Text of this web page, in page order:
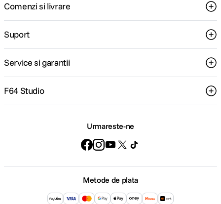
Comenzi si livrare
Suport
Service si garantii
F64 Studio
Urmareste-ne
Metode de plata